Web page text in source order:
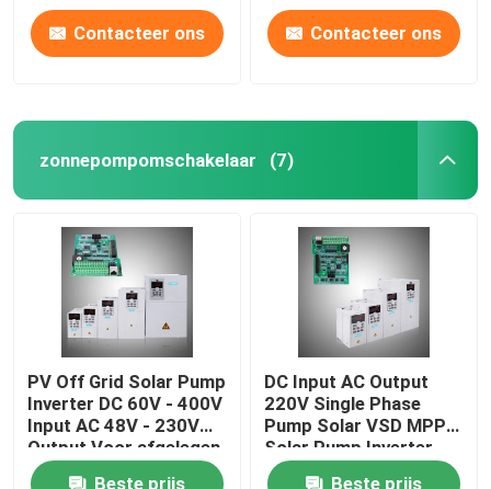
Contacteer ons Contacteer ons
zonnepompomschakelaar (7)
PV Off Grid Solar Pump
Inverter DC 60V - 400V
Input AC 48V - 230V
Output Voor afgelegen
gebieden
Beste prijs
DC Input AC Output
220V Single Phase
Pump Solar VSD MPPT
Solar Pump Inverter
Beste prijs